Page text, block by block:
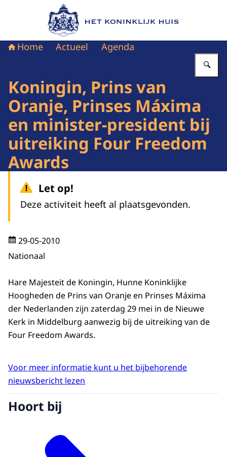
Naar de homepage van Het Koninklijk Huis
Home Actueel Agenda
Koningin, Prins van
Oranje, Prinses Máxima
en minister-president bij
uitreiking Four Freedom
Awards
Let op!
Deze activiteit heeft al plaatsgevonden.
29-05-2010
Nationaal
Hare Majesteit de Koningin, Hunne Koninklijke
Hoogheden de Prins van Oranje en Prinses Máxima
der Nederlanden zijn zaterdag 29 mei in de Nieuwe
Kerk in Middelburg aanwezig bij de uitreiking van de
Four Freedom Awards.
Voor meer informatie kunt u het bijbehorende
nieuwsbericht lezen
Hoort bij